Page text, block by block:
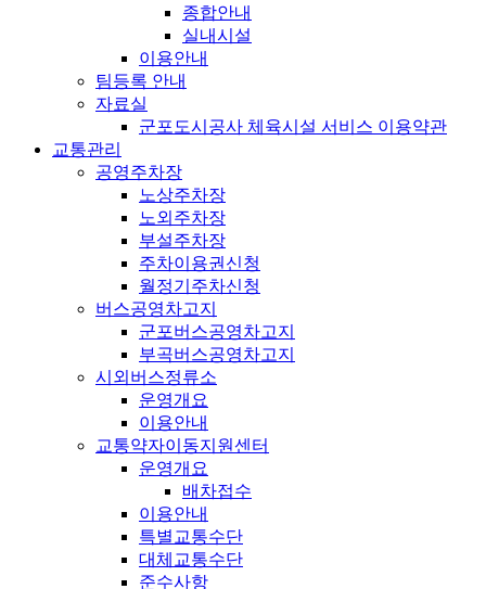
종합안내
실내시설
이용안내
팀등록 안내
자료실
군포도시공사 체육시설 서비스 이용약관
교통관리
공영주차장
노상주차장
노외주차장
부설주차장
주차이용권신청
월정기주차신청
버스공영차고지
군포버스공영차고지
부곡버스공영차고지
시외버스정류소
운영개요
이용안내
교통약자이동지원센터
운영개요
배차접수
이용안내
특별교통수단
대체교통수단
준수사항